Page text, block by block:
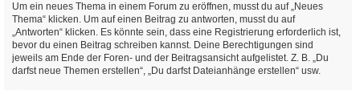
Um ein neues Thema in einem Forum zu eröffnen, musst du auf „Neues
Thema“ klicken. Um auf einen Beitrag zu antworten, musst du auf
„Antworten“ klicken. Es könnte sein, dass eine Registrierung erforderlich ist,
bevor du einen Beitrag schreiben kannst. Deine Berechtigungen sind
jeweils am Ende der Foren- und der Beitragsansicht aufgelistet. Z. B. „Du
darfst neue Themen erstellen“, „Du darfst Dateianhänge erstellen“ usw.